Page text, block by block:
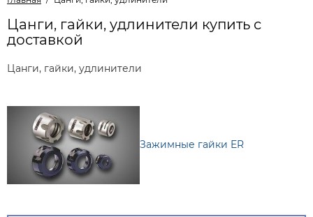
Цанги, гайки, удлинители купить с
доставкой
Цанги, гайки, удлинители
Зажимные гайки ER